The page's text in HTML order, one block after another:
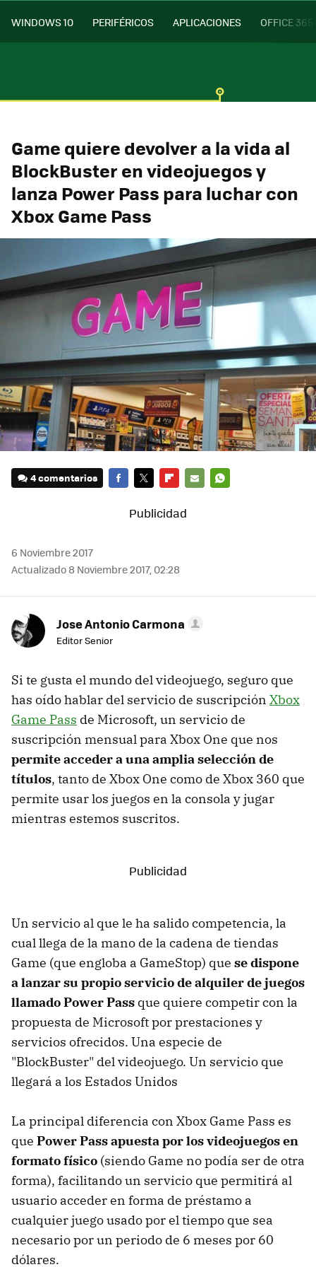
WINDOWS 10 PERIFÉRICOS APLICACIONES OFFICE 365
Game quiere devolver a la vida al
BlockBuster en videojuegos y
lanza Power Pass para luchar con
Xbox Game Pass
4 comentarios
MAIL
6 Noviembre 2017
Actualizado 8 Noviembre 2017, 02:28
Jose Antonio Carmona
Editor Senior
Si te gusta el mundo del videojuego, seguro que
has oído hablar del servicio de suscripción Xbox
Game Pass de Microsoft, un servicio de
suscripción mensual para Xbox One que nos
permite acceder a una amplia selección de
títulos, tanto de Xbox One como de Xbox 360 que
permite usar los juegos en la consola y jugar
mientras estemos suscritos.
Un servicio al que le ha salido competencia, la
cual llega de la mano de la cadena de tiendas
Game (que engloba a GameStop) que se dispone
a lanzar su propio servicio de alquiler de juegos
llamado Power Pass que quiere competir con la
propuesta de Microsoft por prestaciones y
servicios ofrecidos. Una especie de
"BlockBuster" del videojuego. Un servicio que
llegará a los Estados Unidos
La principal diferencia con Xbox Game Pass es
que Power Pass apuesta por los videojuegos en
formato físico (siendo Game no podía ser de otra
forma), facilitando un servicio que permitirá al
usuario acceder en forma de préstamo a
cualquier juego usado por el tiempo que sea
necesario por un periodo de 6 meses por 60
dólares.